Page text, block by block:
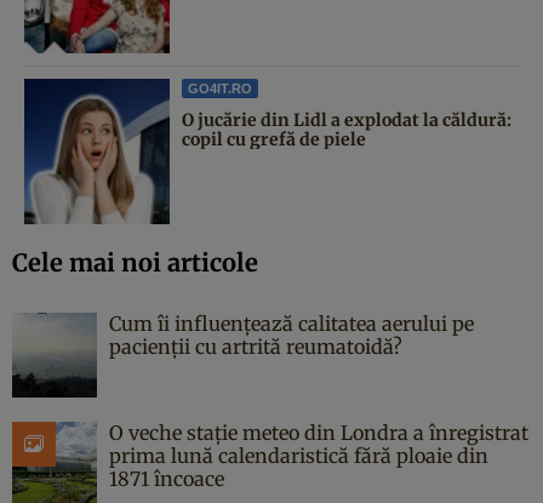
GO4IT.RO
O jucărie din Lidl a explodat la căldură:
copil cu grefă de piele
Cele mai noi articole
Cum îi influențează calitatea aerului pe
pacienții cu artrită reumatoidă?
O veche stație meteo din Londra a înregistrat
prima lună calendaristică fără ploaie din
1871 încoace